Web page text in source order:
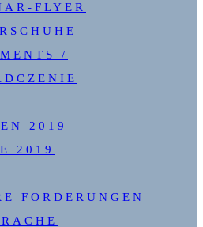
FLYER
/
2019
2019
FORDERUNGEN